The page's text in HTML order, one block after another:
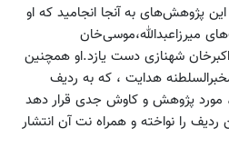
پژوهش‌های به آنجا انجامید که او
میرزا‌عبدالله،موسی‌خان
شهنازی دست یازد.او همچنین
هدایت ، که به ردیف
مورد پژوهش و کاوش جدی قرار دهد
ردیف را نواخته و همراه نت آن انتشار